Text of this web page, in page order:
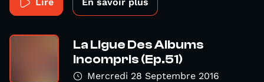
La Ligue Des Albums
Incompris (Ep.51)
Mercredi 28 Septembre 2016